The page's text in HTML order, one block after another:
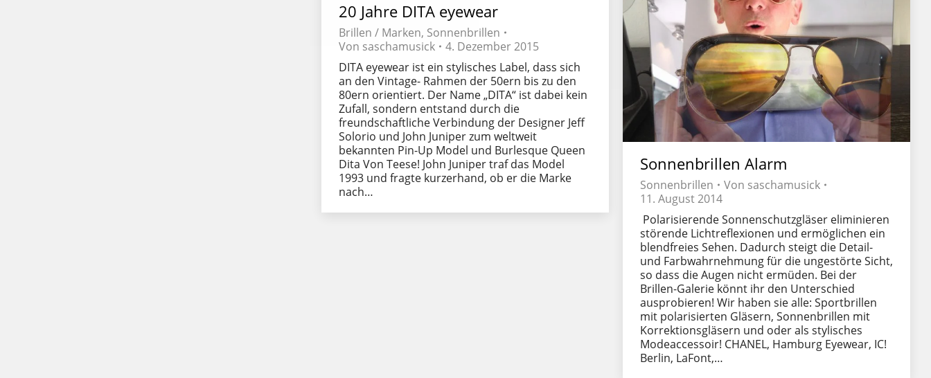
20 Jahre DITA eyewear
Brillen / Marken, Sonnenbrillen
Von saschamusick
4. Dezember 2015
DITA eyewear ist ein stylisches Label, dass sich
an den Vintage- Rahmen der 50ern bis zu den
80ern orientiert. Der Name „DITA“ ist dabei kein
Zufall, sondern entstand durch die
freundschaftliche Verbindung der Designer Jeff
Solorio und John Juniper zum weltweit
bekannten Pin-Up Model und Burlesque Queen
Dita Von Teese! John Juniper traf das Model
1993 und fragte kurzerhand, ob er die Marke
nach…
Sonnenbrillen Alarm
Sonnenbrillen Von saschamusick
11. August 2014
Polarisierende Sonnenschutzgläser eliminieren
störende Lichtreflexionen und ermöglichen ein
blendfreies Sehen. Dadurch steigt die Detail-
und Farbwahrnehmung für die ungestörte Sicht,
so dass die Augen nicht ermüden. Bei der
Brillen-Galerie könnt ihr den Unterschied
ausprobieren! Wir haben sie alle: Sportbrillen
mit polarisierten Gläsern, Sonnenbrillen mit
Korrektionsgläsern und oder als stylisches
Modeaccessoir! CHANEL, Hamburg Eyewear, IC!
Berlin, LaFont,…